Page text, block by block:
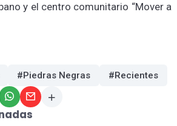
y el centro comunitario “Mover a
#Piedras Negras #Recientes